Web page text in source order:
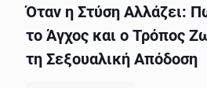
Όταν η Στύση Αλλάζει:
το Άγχος και ο Τρόπος
τη Σεξουαλική Απόδοση